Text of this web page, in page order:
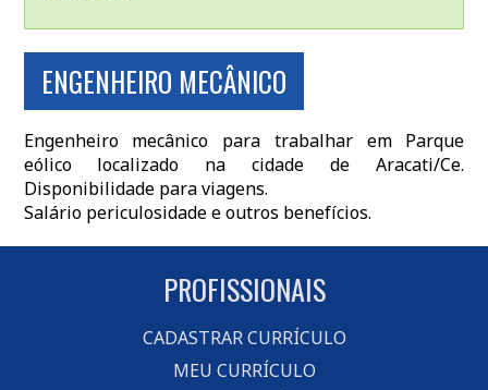
ENGENHEIRO MECÂNICO
Engenheiro mecânico para trabalhar em Parque
eólico localizado na cidade de Aracati/Ce.
Disponibilidade para viagens.
Salário periculosidade e outros benefícios.
PROFISSIONAIS
CADASTRAR CURRÍCULO
MEU CURRÍCULO